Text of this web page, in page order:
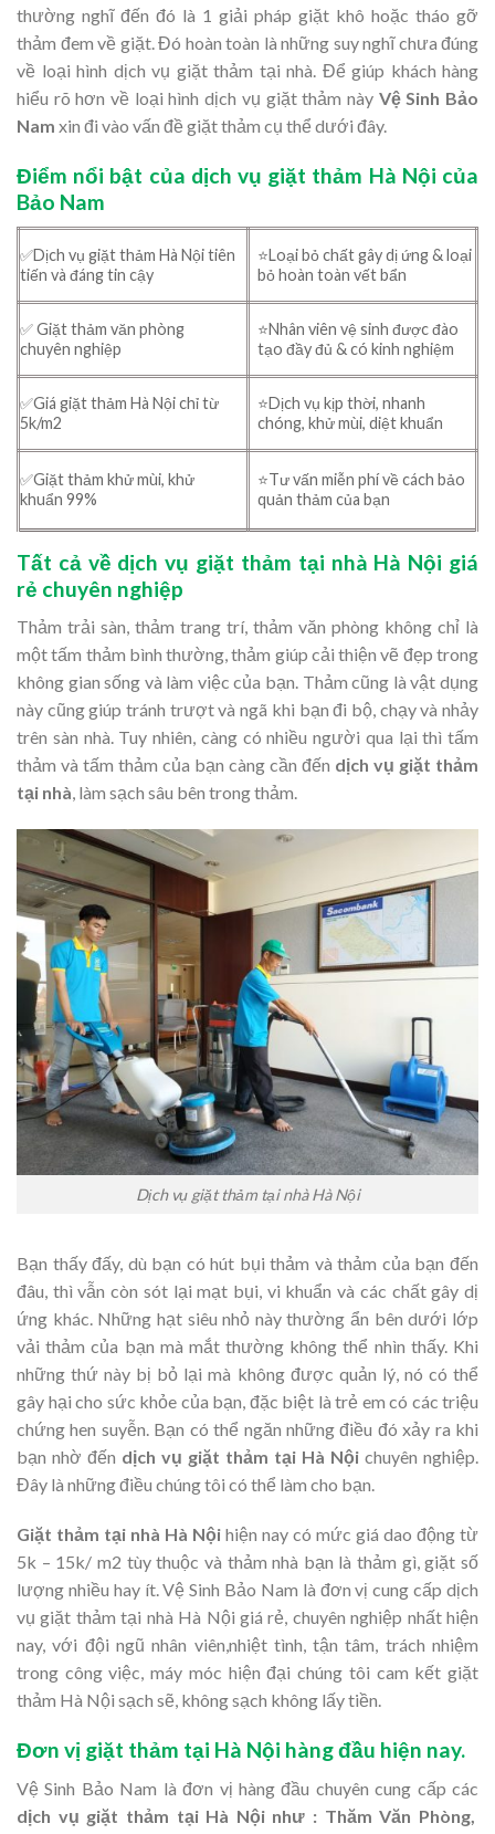
thường nghĩ đến đó là 1 giải pháp giặt khô hoặc tháo gỡ
thảm đem về giặt. Đó hoàn toàn là những suy nghĩ chưa đúng
về loại hình dịch vụ giặt thảm tại nhà. Để giúp khách hàng
hiểu rõ hơn về loại hình dịch vụ giặt thảm này Vệ Sinh Bảo
Nam xin đi vào vấn đề giặt thảm cụ thể dưới đây.
Điểm nổi bật của dịch vụ giặt thảm Hà Nội của
Bảo Nam
✅Dịch vụ giặt thảm Hà Nội tiên
tiến và đáng tin cậy
⭐Loại bỏ chất gây dị ứng & loại
bỏ hoàn toàn vết bẩn
✅ Giặt thảm văn phòng
chuyên nghiệp
⭐Nhân viên vệ sinh được đào
tạo đầy đủ & có kinh nghiệm
✅Giá giặt thảm Hà Nội chỉ từ
5k/m2
⭐Dịch vụ kịp thời, nhanh
chóng, khử mùi, diệt khuẩn
✅Giặt thảm khử mùi, khử
khuẩn 99%
⭐Tư vấn miễn phí về cách bảo
quản thảm của bạn
Tất cả về dịch vụ giặt thảm tại nhà Hà Nội giá
rẻ chuyên nghiệp
Thảm trải sàn, thảm trang trí, thảm văn phòng không chỉ là
một tấm thảm bình thường, thảm giúp cải thiện vẽ đẹp trong
không gian sống và làm việc của bạn. Thảm cũng là vật dụng
này cũng giúp tránh trượt và ngã khi bạn đi bộ, chạy và nhảy
trên sàn nhà. Tuy nhiên, càng có nhiều người qua lại thì tấm
thảm và tấm thảm của bạn càng cần đến dịch vụ giặt thảm
tại nhà, làm sạch sâu bên trong thảm.
Dịch vụ giặt thảm tại nhà Hà Nội
Bạn thấy đấy, dù bạn có hút bụi thảm và thảm của bạn đến
đâu, thì vẫn còn sót lại mạt bụi, vi khuẩn và các chất gây dị
ứng khác. Những hạt siêu nhỏ này thường ẩn bên dưới lớp
vải thảm của bạn mà mắt thường không thể nhìn thấy. Khi
những thứ này bị bỏ lại mà không được quản lý, nó có thể
gây hại cho sức khỏe của bạn, đặc biệt là trẻ em có các triệu
chứng hen suyễn. Bạn có thể ngăn những điều đó xảy ra khi
bạn nhờ đến dịch vụ giặt thảm tại Hà Nội chuyên nghiệp.
Đây là những điều chúng tôi có thể làm cho bạn.
Giặt thảm tại nhà Hà Nội hiện nay có mức giá dao động từ
5k – 15k/ m2 tùy thuộc và thảm nhà bạn là thảm gì, giặt số
lượng nhiều hay ít. Vệ Sinh Bảo Nam là đơn vị cung cấp dịch
vụ giặt thảm tại nhà Hà Nội giá rẻ, chuyên nghiệp nhất hiện
nay, với đội ngũ nhân viên,nhiệt tình, tận tâm, trách nhiệm
trong công việc, máy móc hiện đại chúng tôi cam kết giặt
thảm Hà Nội sạch sẽ, không sạch không lấy tiền.
Đơn vị giặt thảm tại Hà Nội hàng đầu hiện nay.
Vệ Sinh Bảo Nam là đơn vị hàng đầu chuyên cung cấp các
dịch vụ giặt thảm tại Hà Nội như : Thăm Văn Phòng,